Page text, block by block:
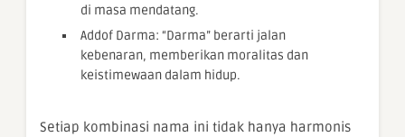
di masa mendatang.
Addof Darma: “Darma” berarti jalan
kebenaran, memberikan moralitas dan
keistimewaan dalam hidup.
Setiap kombinasi nama ini tidak hanya harmonis